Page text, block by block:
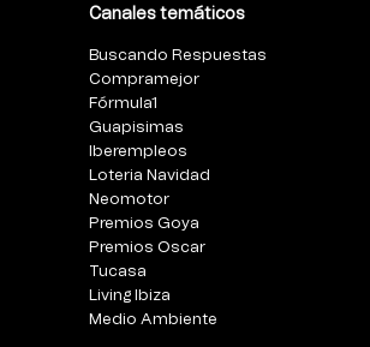
Canales temáticos
Buscando Respuestas
Compramejor
Fórmula1
Guapisimas
Iberempleos
Loteria Navidad
Neomotor
Premios Goya
Premios Oscar
Tucasa
Living Ibiza
Medio Ambiente